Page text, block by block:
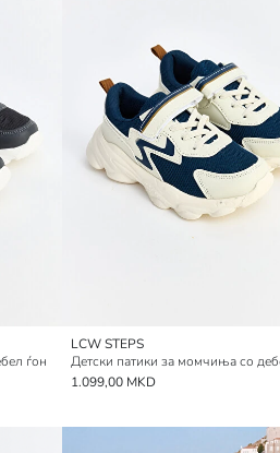
ѓон
LCW STEPS
Детски патики за момчиња со
1.099,00 MKD